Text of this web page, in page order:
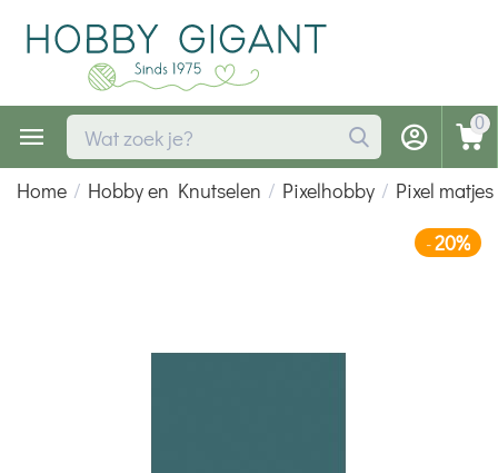
0
Home / Hobby en Knutselen / Pixelhobby / Pixel matjes
-20%